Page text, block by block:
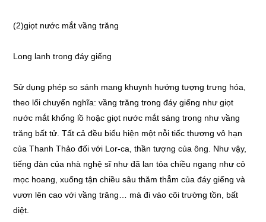
(2)giọt nước mắt vầng trăng
Long lanh trong đáy giếng
Sử dụng phép so sánh mang khuynh hướng tượng trưng hóa,
theo lối chuyển nghĩa: vầng trăng trong đáy giếng như giọt
nước mắt khổng lồ hoặc giọt nước mắt sáng trong như vầng
trăng bất tử. Tất cả đều biểu hiện một nỗi tiếc thương vô hạn
của Thanh Thảo đối với Lor-ca, thần tượng của ông. Như vậy,
tiếng đàn của nhà nghệ sĩ như đã lan tỏa chiều ngang như cỏ
mọc hoang, xuống tận chiều sâu thăm thẳm của đáy giếng và
vươn lên cao với vầng trăng… mà đi vào cõi trường tồn, bất
diệt.